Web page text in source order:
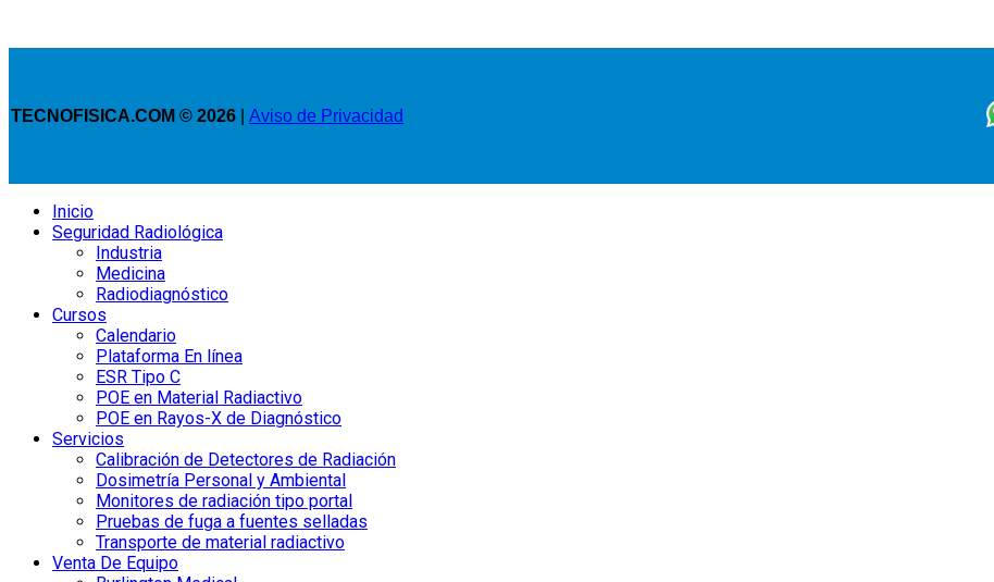
TECNOFISICA.COM © 2026 Aviso de Privacidad
Inicio
Seguridad Radiológica
Industria
Medicina
Radiodiagnóstico
Cursos
Calendario
Plataforma En línea
ESR Tipo C
POE en Material Radiactivo
POE en Rayos-X de Diagnóstico
Servicios
Calibración de Detectores de Radiación
Dosimetría Personal y Ambiental
Monitores de radiación tipo portal
Pruebas de fuga a fuentes selladas
Transporte de material radiactivo
Venta De Equipo